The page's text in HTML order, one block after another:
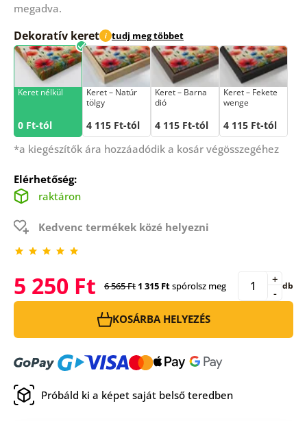
megadva.
Dekoratív keret i tudj meg többet
Keret nélkül
0 Ft-tól
Keret – Natúr
tölgy
4 115 Ft-tól
Keret – Barna
dió
4 115 Ft-tól
Keret – Fekete
wenge
4 115 Ft-tól
*a kiegészítők ára hozzáadódik a kosár végösszegéhez
Elérhetőség:
raktáron
Kedvenc termékek közé helyezni
5 250 Ft 6 565 Ft 1 315 Ftspórolsz meg -
+ db
KOSÁRBA HELYEZÉS
Próbáld ki a képet saját belső teredben